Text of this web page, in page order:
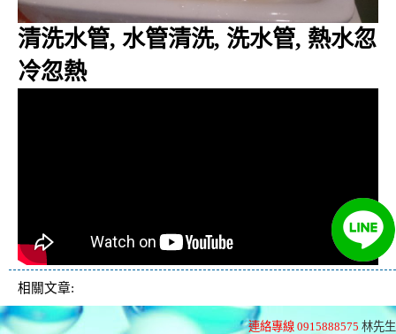
清洗水管, 水管清洗, 洗水管, 熱水忽
冷忽熱
相關文章:
連絡專線 0915888575 林先生